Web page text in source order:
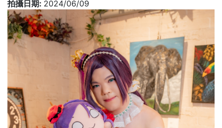
拍攝日期: 2024/06/09